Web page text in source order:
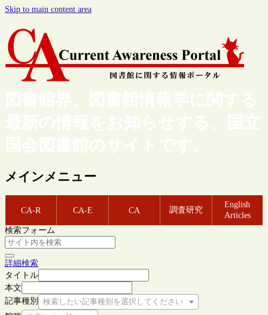
Skip to main content area
図書館界、図書館情報学に関する
最新の情報をお知らせする、国立
国会図書館のサイトです。
メインメニュー
CA-R CA-E CA 調査研究
English
Articles
検索フォーム
詳細検索
タイトル
本文
記事種別
検索したい記事種別を選択してください